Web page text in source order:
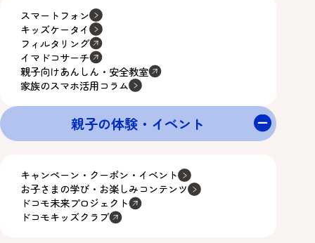
スマートフォン
キッズケータイ
フィルタリング
イマドコサーチ
親子向けあんしん・安全教室
家族のスマホ活用コラム
親子の体験・イベント
キャンペーン・クーポン・イベント
お子さまの学び・お楽しみコンテンツ
ドコモ未来プロジェクト
ドコモキッズクラブ